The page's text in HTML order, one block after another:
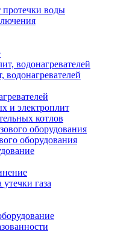
воды
водонагревателей
и электроплит
котлов
оборудования
газа